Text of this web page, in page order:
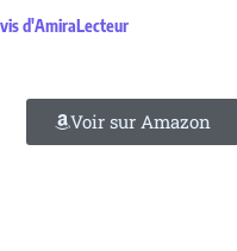
d'AmiraLecteur
Voir sur Amazon